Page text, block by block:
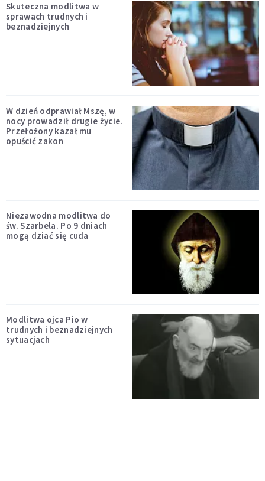
Skuteczna modlitwa w
sprawach trudnych i
beznadziejnych
W dzień odprawiał Mszę, w
nocy prowadził drugie życie.
Przełożony kazał mu
opuścić zakon
Niezawodna modlitwa do
św. Szarbela. Po 9 dniach
mogą dziać się cuda
Modlitwa ojca Pio w
trudnych i beznadziejnych
sytuacjach